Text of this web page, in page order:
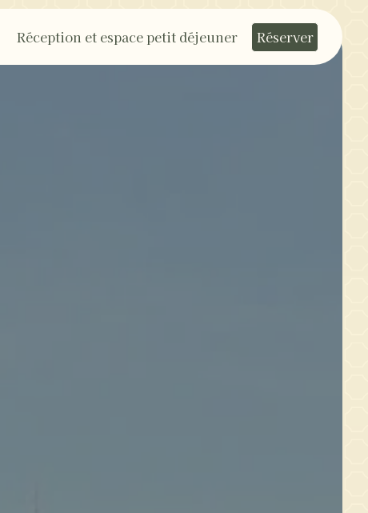
Réception et espace petit déjeuner Réserver